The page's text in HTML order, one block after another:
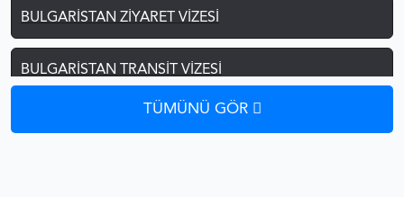
BULGARISTAN ZIYARET VIZESI
BULGARISTAN TRANSIT VIZESI
TÜMÜNÜ GÖR